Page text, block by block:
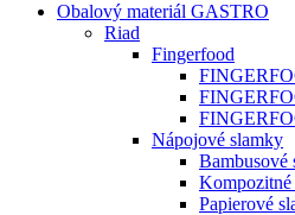
Obalový materiál GASTRO
Riad
Fingerfood
Nápojové slamky
Bambusové
Kompozitné
Papierové